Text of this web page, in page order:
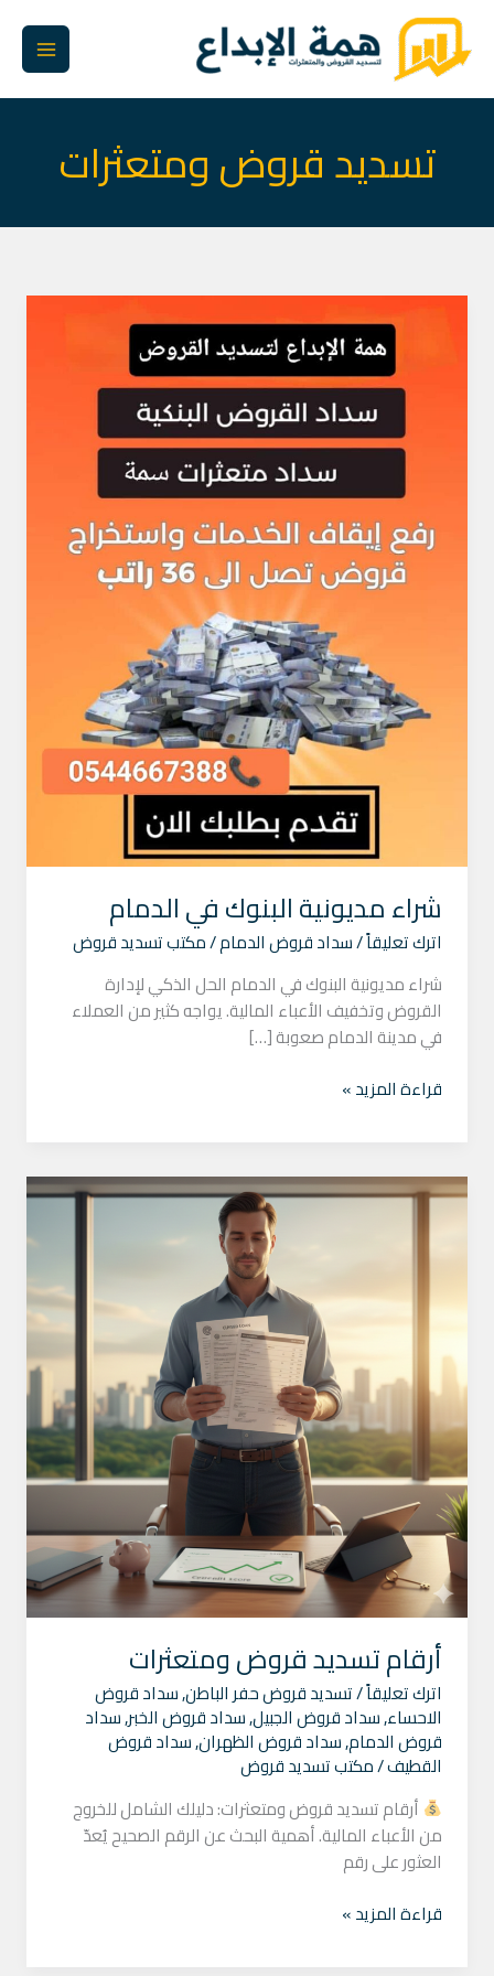
تخطي
المحتوى
تسديد قروض ومتعثرات
شراء مديونية البنوك في الدمام
اترك تعليقاً/سداد قروض الدمام/مكتب تسديد قروض
شراء مديونية البنوك في الدمام الحل الذكي لإدارة
القروض وتخفيف الأعباء المالية. يواجه كثير من العملاء
في مدينة الدمام صعوبة […]
مديونية
قراءة المزيد »
أرقام تسديد قروض ومتعثرات
اترك تعليقاً/تسديد قروض حفر الباطن,سداد قروض
الاحساء,سداد قروض الجبيل,سداد قروض الخبر,سداد
قروض الدمام,سداد قروض الظهران,سداد قروض
القطيف/مكتب تسديد قروض
أرقام تسديد قروض ومتعثرات: دليلك الشامل للخروج
من الأعباء المالية. أهمية البحث عن الرقم الصحيح يُعدّ
العثور على رقم
أرقام
قراءة المزيد »